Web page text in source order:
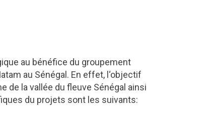
au bénéfice du groupement
au Sénégal. En effet, l‘objectif
de la vallée du fleuve Sénégal ainsi
du projets sont les suivants: